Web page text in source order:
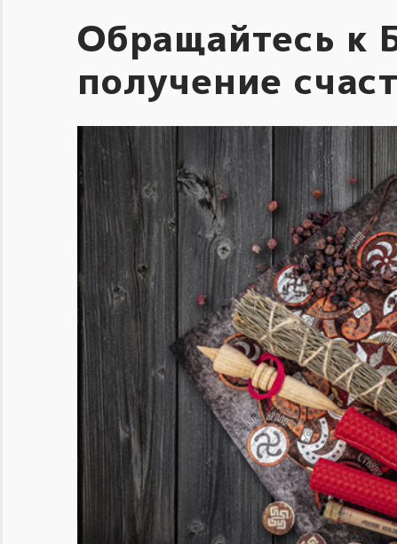
Обращайтесь к
получение